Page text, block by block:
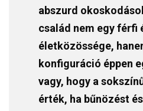
abszurd
család nem egy férfi
életközössége,
konfiguráció éppen
vagy, hogy a
érték, ha bűnözést